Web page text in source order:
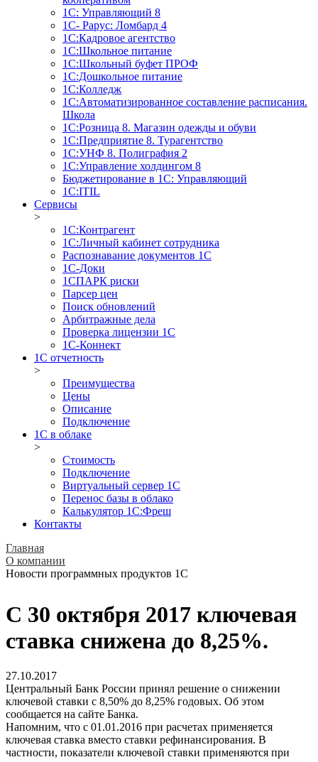
1С: Управляющий 8
1С- Рарус: Ломбард 4
1С:Кадровое агентство
1С:Школьное питание
1С:Школьный буфет ПРОФ
1C:Дошкольное питание
1С:Колледж
1С:Автоматизированное составление расписания.
Школа
1С:Розница 8. Магазин одежды и обуви
1С:Предприятие 8. Турагентство
1С:УНФ 8. Полиграфия 2
1С:Управление холдингом 8
Бюджетирование в 1С: Управляющий
1С:ITIL
Сервисы
>
1C:Контрагент
1С:Личный кабинет сотрудника
Распознавание документов 1С
1С-Доки
1CПАРК риски
Парсер цен
Поиск обновлений
Арбитражные дела
Проверка лицензии 1С
1С-Коннект
1C отчетность
>
Преимущества
Цены
Описание
Подключение
1С в облаке
>
Стоимость
Подключение
Виртуальный сервер 1С
Перенос базы в облако
Калькулятор 1С:Фреш
Контакты
Главная
О компании
Новости программных продуктов 1С
С 30 октября 2017 ключевая
ставка снижена до 8,25%.
27.10.2017
Центральный Банк России принял решение о снижении
ключевой ставки с 8,50% до 8,25% годовых. Об этом
сообщается на сайте Банка.
Напомним, что с 01.01.2016 при расчетах применяется
ключевая ставка вместо ставки рефинансирования. В
частности, показатели ключевой ставки применяются при